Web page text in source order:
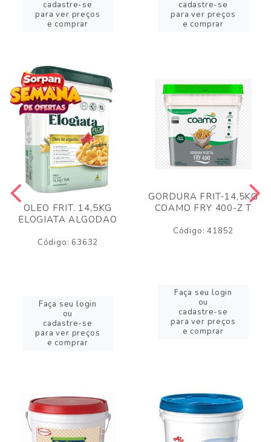
cadastre-se
para ver preços
e comprar
cadastre-se
para ver preços
e comprar
OLEO FRIT. 14,5KG
ELOGIATA ALGODAO
Código: 63632
Faça seu login
ou
cadastre-se
para ver preços
e comprar
GORDURA FRIT-14,5KG
COAMO FRY 400-Z T
Código: 41852
Faça seu login
ou
cadastre-se
para ver preços
e comprar